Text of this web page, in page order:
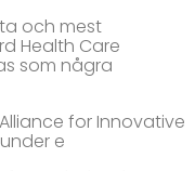
och mest
Health Care
som några
for Innovative
e